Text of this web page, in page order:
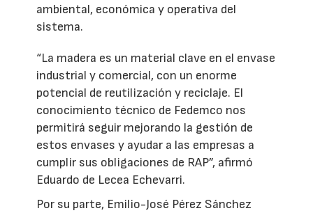
ambiental, económica y operativa del
sistema.
“La madera es un material clave en el envase
industrial y comercial, con un enorme
potencial de reutilización y reciclaje. El
conocimiento técnico de Fedemco nos
permitirá seguir mejorando la gestión de
estos envases y ayudar a las empresas a
cumplir sus obligaciones de RAP”, afirmó
Eduardo de Lecea Echevarri.
Por su parte, Emilio-José Pérez Sánchez